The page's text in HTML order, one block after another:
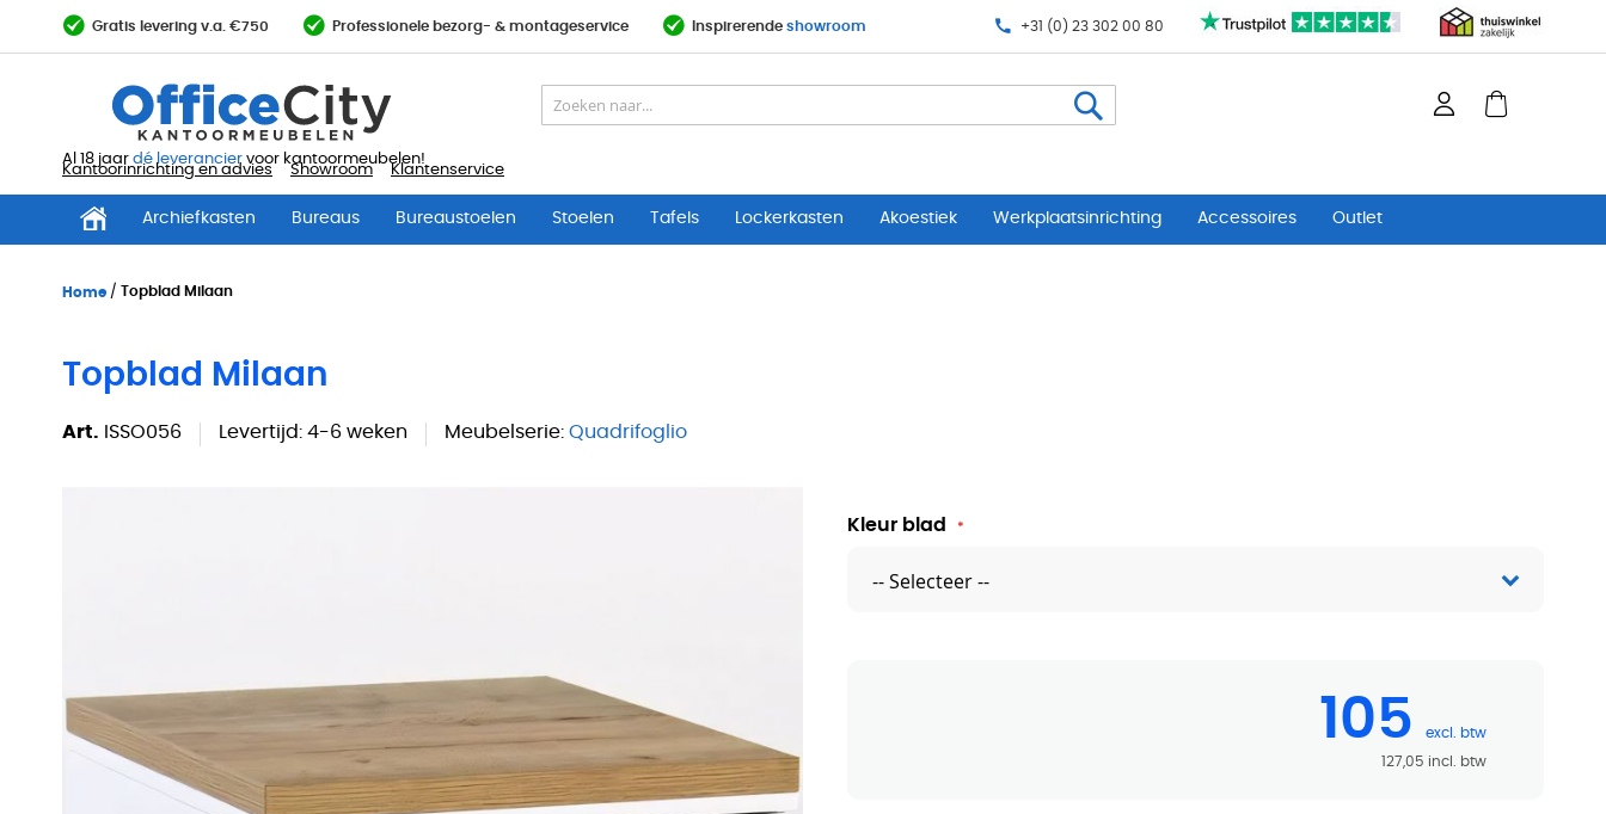
Gratis levering v.a. €750 Professionele bezorg- & montageservice Inspirerende showroom +31 (0) 23 302 00 80
Al 18 jaar dé leverancier voor kantoormeubelen!
Kantoorinrichting en advies Showroom Klantenservice
Archiefkasten Bureaus Bureaustoelen Stoelen Tafels Lockerkasten Akoestiek Werkplaatsinrichting Accessoires Outlet
Home Topblad Milaan
Topblad Milaan
Art. ISSO056 Levertijd: 4-6 weken Meubelserie: Quadrifoglio
Kleur blad
105
127,05